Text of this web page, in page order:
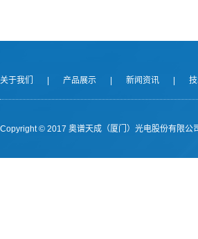
关于我们 产品展示 新闻资讯
Copyright © 2017 奥谱天成（厦门）光电股份有限公